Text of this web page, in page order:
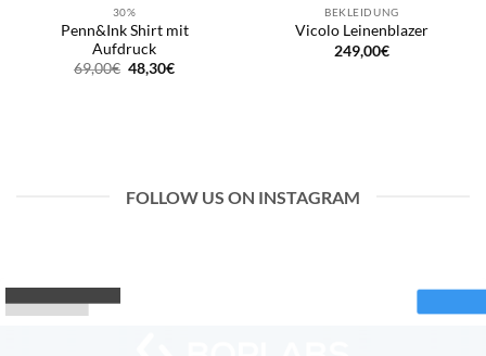
30%
Penn&Ink Shirt mit
Aufdruck
69,00€ Ursprünglicher
Preis
48,30€Aktueller
BEKLEIDUNG
Vicolo Leinenblazer
249,00€
FOLLOW US ON INSTAGRAM